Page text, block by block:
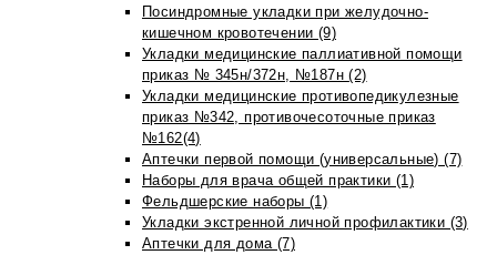
Посиндромные укладки при желудочно-
кишечном кровотечении (9)
Укладки медицинские паллиативной помощи
приказ № 345н/372н, №187н (2)
Укладки медицинские противопедикулезные
приказ №342, противочесоточные приказ
№162(4)
Аптечки первой помощи (универсальные) (7)
Наборы для врача общей практики (1)
Фельдшерские наборы (1)
Укладки экстренной личной профилактики (3)
Аптечки для дома (7)